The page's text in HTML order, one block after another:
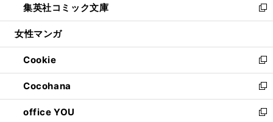
く
で
開
ド
ウ
開
く
ィ
ン
ウ
で
開
く
い
ウ
ン
ド
ウ
で
開
く
集英社コミック文庫
新
し
ウ
ィ
ン
ド
ウ
で
女性マンガ
Cookie
新
し
い
ウ
ィ
Cocohana
新
し
い
office YOU 新